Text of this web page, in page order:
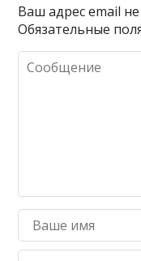
Ваш адрес email
Обязательные